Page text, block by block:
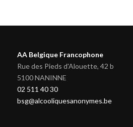
AA Belgique Francophone
Rue des Pieds d'Alouette, 42 b
5100 NANINNE
02 511 40 30
bsg@alcooliquesanonymes.be